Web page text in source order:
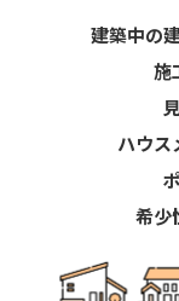
建築中の
施
ハウス
希少